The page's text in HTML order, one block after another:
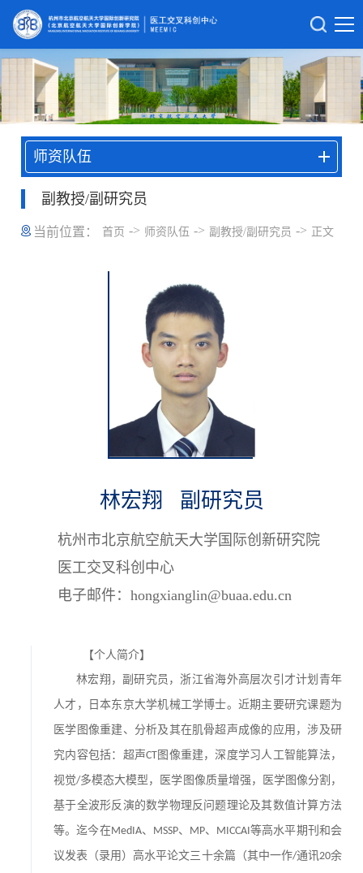
师资队伍
副教授/副研究员
当前位置： 首页 -> 师资队伍 -> 副教授/副研究员 -> 正文
林宏翔 副研究员
杭州市北京航空航天大学国际创新研究院
医工交叉科创中心
电子邮件：hongxianglin@buaa.edu.cn
【个人简介】
林宏翔，副研究员，浙江省海外高层次引才计划青年
人才，日本东京大学机械工学博士。近期主要研究课题为
医学图像重建、分析及其在肌骨超声成像的应用，涉及研
究内容包括：超声CT图像重建，深度学习人工智能算法，
视觉/多模态大模型，医学图像质量增强，医学图像分割，
基于全波形反演的数学物理反问题理论及其数值计算方法
等。迄今在MedIA、 MSSP、 MP、 MICCAI等高水平期刊和会
议发表（录用）高水平论文三十余篇（其中一作/通讯20余